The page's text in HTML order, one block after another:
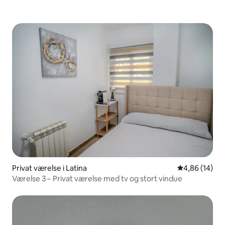
Privat værelse i Latina 4,86 ud af 5 i
4,86 (14)
Værelse 3 – Privat værelse med tv og stort vindue